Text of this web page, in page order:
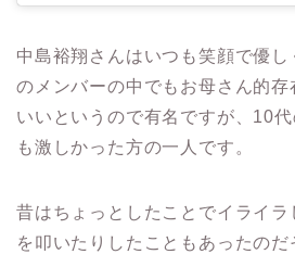
中島裕翔さんはいつも笑顔で優し
のメンバーの中でもお母さん的存
いいというので有名ですが、 10
も激しかった方の一人です。
昔はちょっとしたことでイライ
を叩いたりしたこともあったのだ